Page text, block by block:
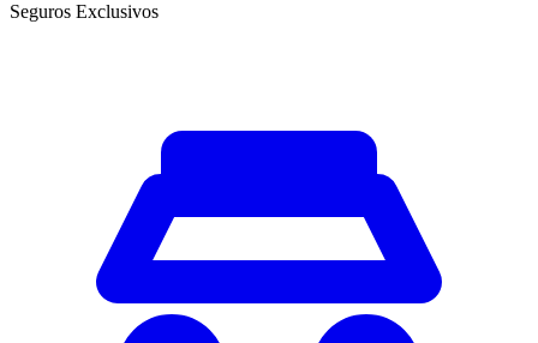
Seguros Exclusivos